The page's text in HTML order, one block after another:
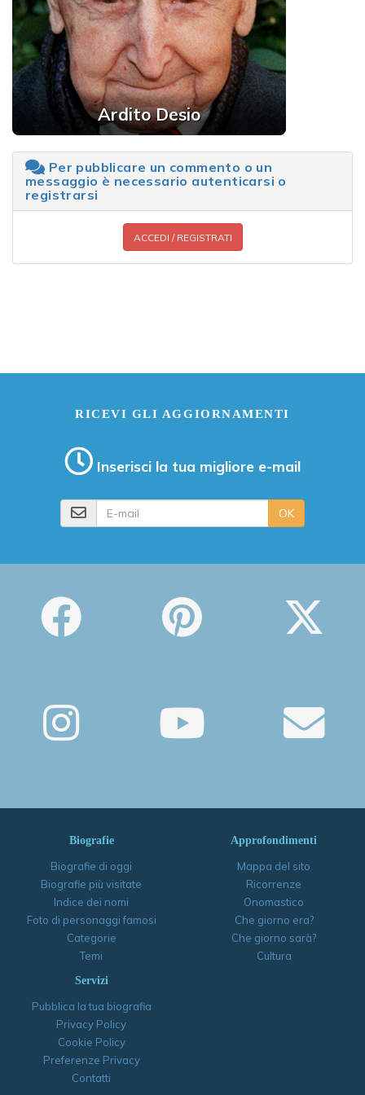
Ardito Desio
Per pubblicare un commento o un
messaggio è necessario autenticarsi o
registrarsi
ACCEDI / REGISTRATI
RICEVI GLI AGGIORNAMENTI
Inserisci la tua migliore e-mail
OK
Biografie
Biografie di oggi
Biografie più visitate
Indice dei nomi
Foto di personaggi famosi
Categorie
Temi
Approfondimenti
Mappa del sito
Ricorrenze
Onomastico
Che giorno era?
Che giorno sarà?
Cultura
Servizi
Pubblica la tua biografia
Privacy Policy
Cookie Policy
Preferenze Privacy
Contatti